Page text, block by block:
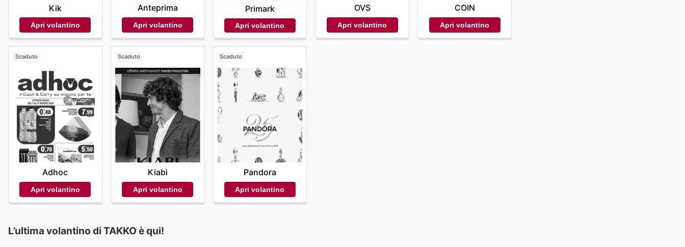
Kik
Apri volantino
Anteprima
Apri volantino
Primark
Apri volantino
OVS
Apri volantino
COIN
Apri volantino
Scaduto
Adhoc
Apri volantino
Scaduto
Kiabi
Apri volantino
Scaduto
Pandora
Apri volantino
L’ultima volantino di TAKKO è qui!